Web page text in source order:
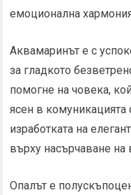
емоционална
Аквамаринът е с
за гладкото
помогне на човека,
ясен в комуникацията
изработката на
върху насърчаване
Опалът е